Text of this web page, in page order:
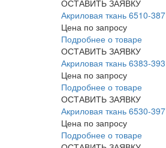
ОСТАВИТЬ ЗАЯВКУ
Акриловая ткань 6510-387
Цена по запросу
Подробнее о товаре
ОСТАВИТЬ ЗАЯВКУ
Акриловая ткань 6383-393
Цена по запросу
Подробнее о товаре
ОСТАВИТЬ ЗАЯВКУ
Акриловая ткань 6530-397
Цена по запросу
Подробнее о товаре